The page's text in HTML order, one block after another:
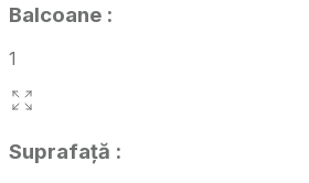
Balcoane :
1
Suprafață :